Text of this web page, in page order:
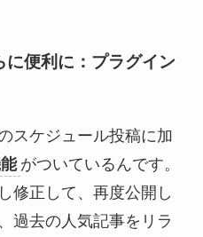
に便利に：プラグイン
スケジュール投稿に加
がついているんです。
修正して、再度公開し
過去の人気記事をリラ